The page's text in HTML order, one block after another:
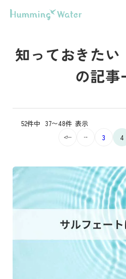
知っておきたい
の記事
52件中 37〜48件 表示
...
3 4
記事を読む